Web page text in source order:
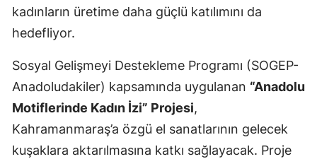
kadınların üretime daha güçlü katılımını da
hedefliyor.
Sosyal Gelişmeyi Destekleme Programı (SOGEP-
Anadoludakiler) kapsamında uygulanan “Anadolu
Motiflerinde Kadın İzi” Projesi,
Kahramanmaraş’a özgü el sanatlarının gelecek
kuşaklara aktarılmasına katkı sağlayacak. Proje